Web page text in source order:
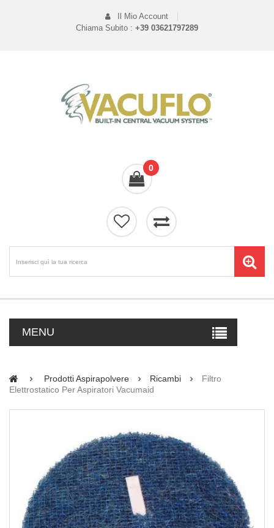
Il Mio Account
Chiama Subito : +39 03621797289
0
MENU
Prodotti Aspirapolvere Ricambi
Filtro
Elettrostatico Per Aspiratori Vacumaid